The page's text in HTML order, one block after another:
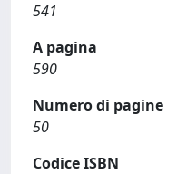
541
A pagina
590
Numero di pagine
50
Codice ISBN